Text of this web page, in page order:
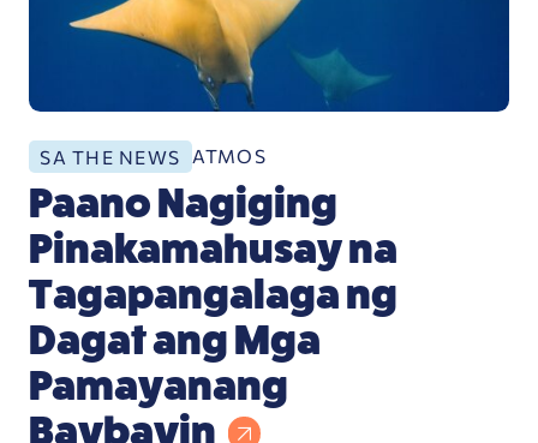
SA THE NEWS ATMOS
Paano Nagiging
Pinakamahusay na
Tagapangalaga ng
Dagat ang Mga
Pamayanang
Baybayin